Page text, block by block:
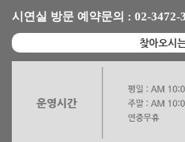
시연실 방문 예약문의 : 02-3472-
찾아오시